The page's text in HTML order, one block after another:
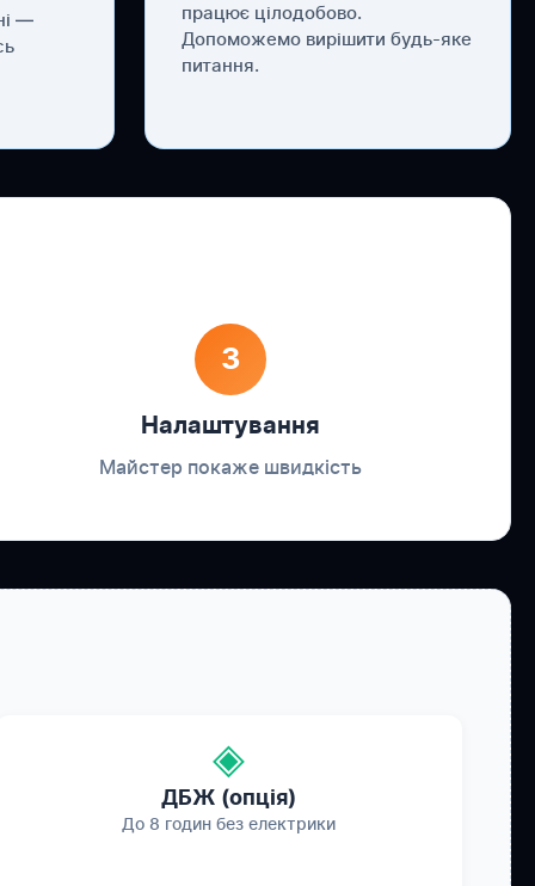
—
працює цілодобово.
Допоможемо вирішити будь-яке
питання.
3
Налаштування
Майстер покаже швидкість
◈
ДБЖ (опція)
До 8 годин без електрики